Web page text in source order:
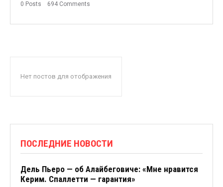
0 Posts 694 Comments
Нет постов для отображения
ПОСЛЕДНИЕ НОВОСТИ
Дель Пьеро — об Алайбеговиче: «Мне нравится
Керим. Спаллетти — гарантия»